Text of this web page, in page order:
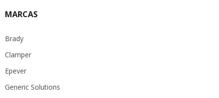
MARCAS
Brady
Clamper
Epever
Generic Solutions